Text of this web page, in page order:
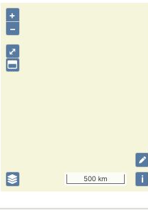
⤢
+
–
500 km i